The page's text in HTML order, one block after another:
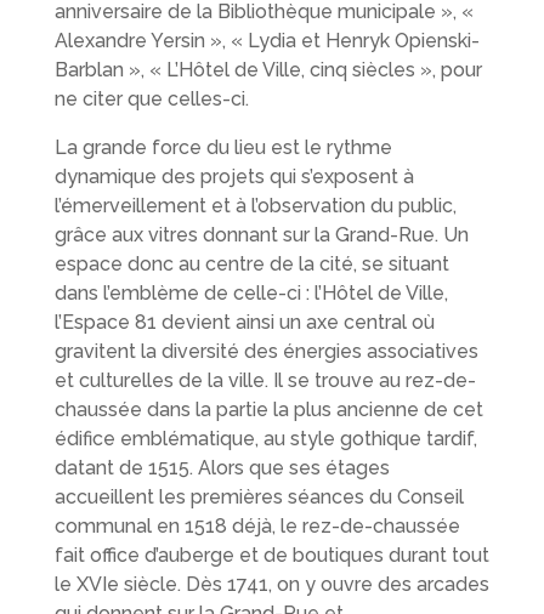
anniversaire de la Bibliothèque municipale », «
Alexandre Yersin », « Lydia et Henryk Opienski-
Barblan », « L’Hôtel de Ville, cinq siècles », pour
ne citer que celles-ci.
La grande force du lieu est le rythme
dynamique des projets qui s’exposent à
l’émerveillement et à l’observation du public,
grâce aux vitres donnant sur la Grand-Rue. Un
espace donc au centre de la cité, se situant
dans l’emblème de celle-ci : l’Hôtel de Ville,
l’Espace 81 devient ainsi un axe central où
gravitent la diversité des énergies associatives
et culturelles de la ville. Il se trouve au rez-de-
chaussée dans la partie la plus ancienne de cet
édifice emblématique, au style gothique tardif,
datant de 1515. Alors que ses étages
accueillent les premières séances du Conseil
communal en 1518 déjà, le rez-de-chaussée
fait office d’auberge et de boutiques durant tout
le XVIe siècle. Dès 1741, on y ouvre des arcades